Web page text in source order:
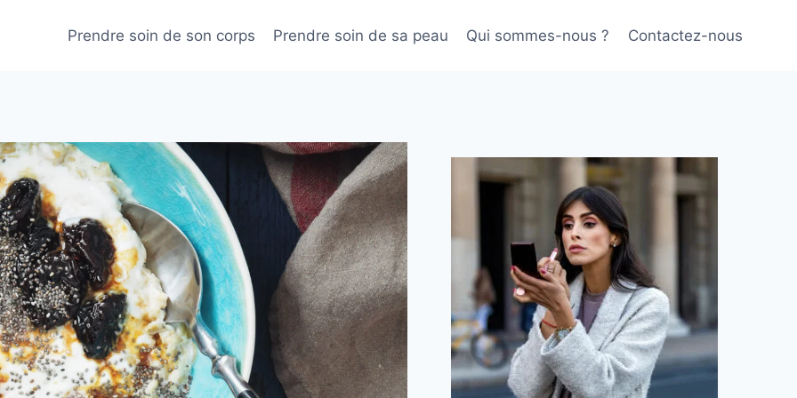
Prendre soin de son corps Prendre soin de sa peau Qui sommes-nous ? Contactez-nous